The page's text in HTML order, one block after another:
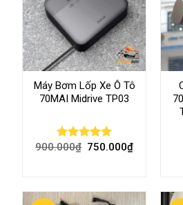
Máy Bơm Lốp Xe Ô Tô
70MAI Midrive TP03
Rated 5.00
900.000₫ 750.000₫